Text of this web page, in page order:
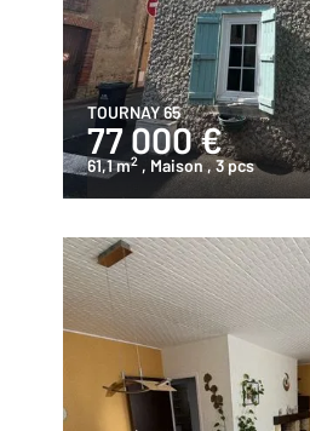
TOURNAY 65
77 000 €
61,1 m2 , Maison, 3 pcs